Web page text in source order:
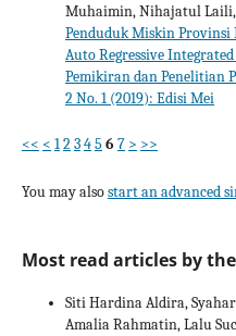
Muhaimin, Nihajatul
Penduduk Miskin Provinsi
Auto Regressive
Pemikiran dan Penelitian
2 No. 1 (2019): Edisi Mei
<< < 12345 6 7 > >>
You may alsostart an advanced
Most read articles by
Siti Hardina Aldira,
Amalia Rahmatin, Lalu